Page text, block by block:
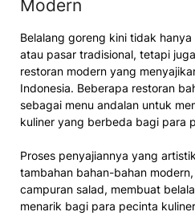
Modern
Belalang goreng kini tidak
atau pasar tradisional, tetapi
restoran modern yang
Indonesia. Beberapa restoran
sebagai menu andalan untuk
kuliner yang berbeda bagi para
Proses penyajiannya yang
tambahan bahan-bahan
campuran salad, membuat
menarik bagi para pecinta